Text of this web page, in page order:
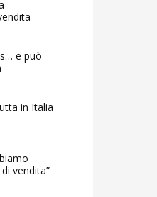
e può
in Italia
vendita”